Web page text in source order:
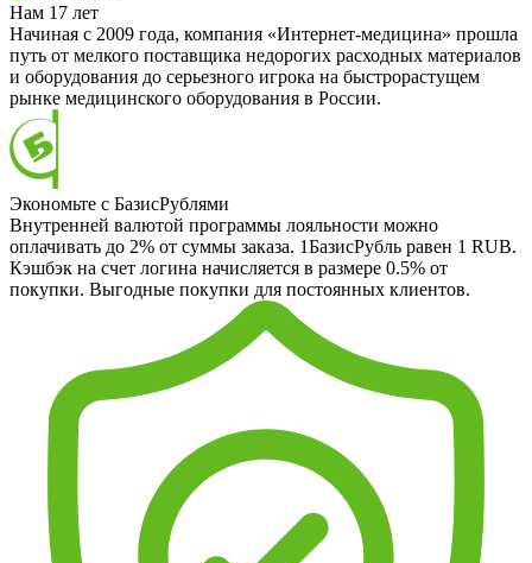
Нам 17 лет
Начиная с 2009 года, компания «Интернет-медицина» прошла
путь от мелкого поставщика недорогих расходных материалов
и оборудования до серьезного игрока на быстрорастущем
рынке медицинского оборудования в России.
Экономьте с БазисРублями
Внутренней валютой программы лояльности можно
оплачивать до 2% от суммы заказа. 1БазисРубль равен 1 RUB.
Кэшбэк на счет логина начисляется в размере 0.5% от
покупки. Выгодные покупки для постоянных клиентов.